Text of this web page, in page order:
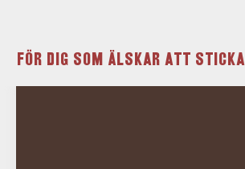
FÖR DIG SOM ÄLSKAR ATT STICKA